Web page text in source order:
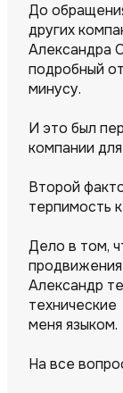
До
других
Александра
подробный
минусу.
И это был
компании
Второй
терпимость
Дело в том,
Александр
меня языком.
На все